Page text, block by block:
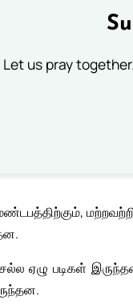
Let us pray
ஏழு படிகள்